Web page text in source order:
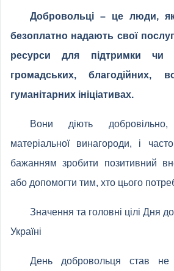
Добровольці – це люди,
безоплатно надають свої
ресурси для підтримки чи
громадських, благодійних,
гуманітарних ініціативах.
Вони діють
матеріальної винагороди, і
бажанням зробити позитивний
або допомогти тим, хто цього
Значення та головні цілі Дня
Україні
День добровольця став